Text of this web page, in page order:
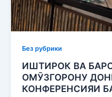
Без рубрики
ИШТИРОК ВА
ОМӮЗГОРОНУ
КОНФЕРЕНСИЯИ